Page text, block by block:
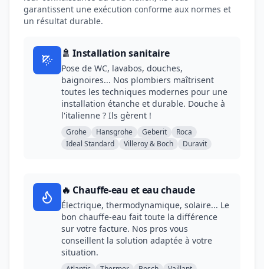
garantissent une exécution conforme aux normes et
un résultat durable.
🚿 Installation sanitaire
Pose de WC, lavabos, douches,
baignoires... Nos plombiers maîtrisent
toutes les techniques modernes pour une
installation étanche et durable. Douche à
l'italienne ? Ils gèrent !
Grohe Hansgrohe Geberit
Roca
Ideal Standard
Villeroy & Boch Duravit
🔥 Chauffe-eau et eau chaude
Électrique, thermodynamique, solaire... Le
bon chauffe-eau fait toute la différence
sur votre facture. Nos pros vous
conseillent la solution adaptée à votre
situation.